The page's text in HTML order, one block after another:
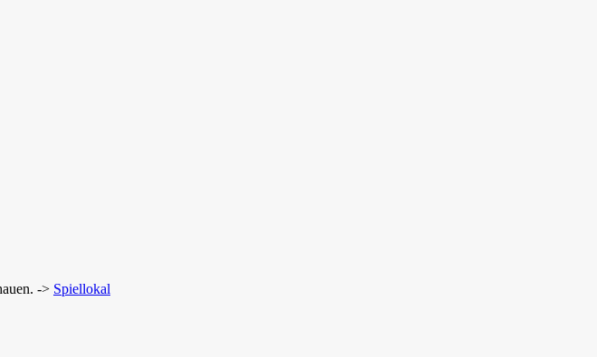
-> Spiellokal